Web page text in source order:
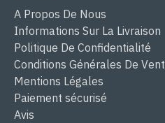
A Propos De Nous
Informations Sur La Livraison
Politique De Confidentialité
Conditions Générales De
Mentions Légales
Paiement sécurisé
Avis